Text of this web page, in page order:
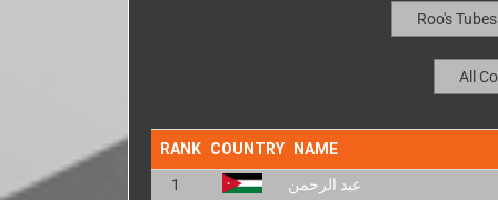
RANK COUNTRY
NAME
1
عبد الرحمن